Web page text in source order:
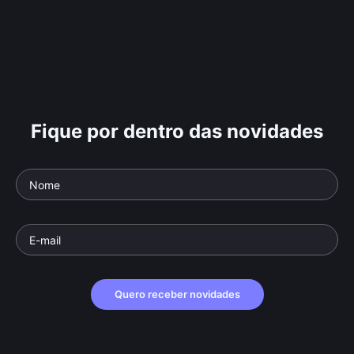
Fique por dentro das novidades
Quero receber novidades